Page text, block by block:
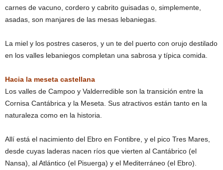
carnes de vacuno, cordero y cabrito guisadas o, simplemente,
asadas, son manjares de las mesas lebaniegas.
La miel y los postres caseros, y un te del puerto con orujo destilado
en los valles lebaniegos completan una sabrosa y típica comida.
Hacia la meseta castellana
Los valles de Campoo y Valderredible son la transición entre la
Cornisa Cantábrica y la Meseta. Sus atractivos están tanto en la
naturaleza como en la historia.
Allí está el nacimiento del Ebro en Fontibre, y el pico Tres Mares,
desde cuyas laderas nacen ríos que vierten al Cantábrico (el
Nansa), al Atlántico (el Pisuerga) y el Mediterráneo (el Ebro).